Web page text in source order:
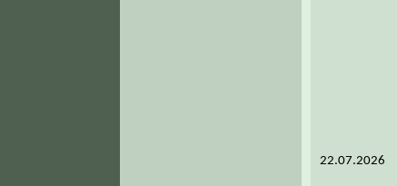
22.07.2026